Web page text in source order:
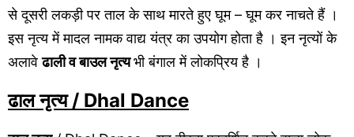
से दूसरी लकड़ी पर ताल के साथ मारते हुए घूम – घूम कर नाचते हैं ।
इस नृत्य में मादल नामक वाद्य यंत्र का उपयोग होता है । इन नृत्यों के
अलावेढाली व बाउल नृत्यभी बंगाल में लोकप्रिय है ।
ढाल नृत्य/ Dhal Dance